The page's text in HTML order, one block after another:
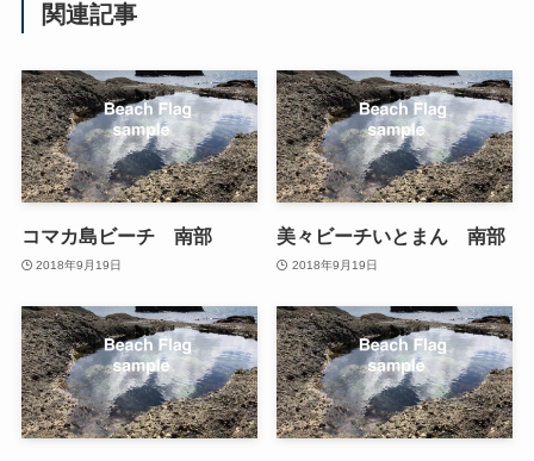
関連記事
コマカ島ビーチ 南部
2018年9月19日
美々ビーチいとまん 南部
2018年9月19日